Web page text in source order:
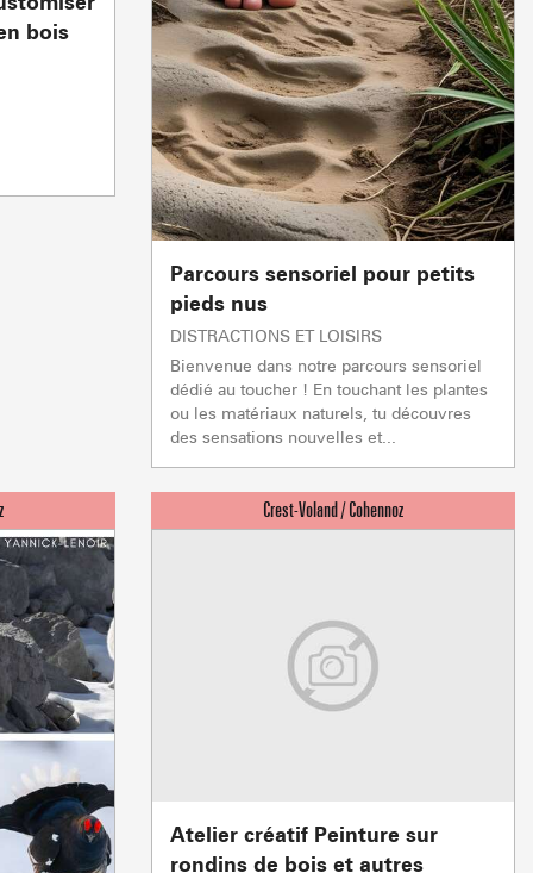
bois
Parcours sensoriel pour petits
pieds nus
DISTRACTIONS ET LOISIRS
Bienvenue dans notre parcours sensoriel
dédié au toucher ! En touchant les plantes
ou les matériaux naturels, tu découvres
des sensations nouvelles et...
Atelier créatif Peinture sur
rondins de bois et autres